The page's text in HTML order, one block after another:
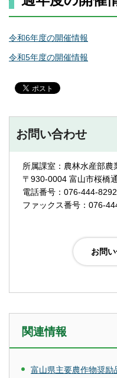
令和6年度の開催情報
令和5年度の開催情報
お問い合わせ
所属課室：農林水産部
〒930-0004 富山市桜橋
電話番号：076-444-8292
ファックス番号：076-
関連情報
富山県主要農作物奨励